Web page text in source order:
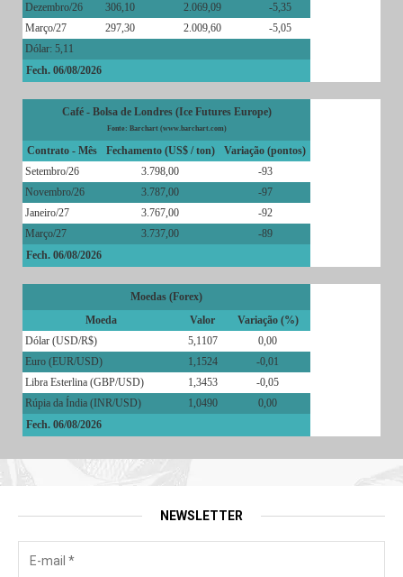
Dezembro/26
306,10 2.069,09
-5,35
Março/27
297,30 2.009,60
-5,05
Dólar: 5,11
Fech. 06/08/2026
Café - Bolsa de Londres (Ice Futures Europe)
Fonte: Barchart (www.barchart.com)
Contrato - Mês Fechamento (US$ / ton)
Variação (pontos)
Setembro/26
3.798,00
-93
Novembro/26
3.787,00
-97
Janeiro/27
3.767,00
-92
Março/27
3.737,00
-89
Fech. 06/08/2026
Moedas (Forex)
Moeda
Valor
Variação (%)
Dólar (USD/R$)
5,1107
0,00
Euro (EUR/USD)
1,1524
-0,01
Libra Esterlina (GBP/USD)
1,3453
-0,05
Rúpia da Índia (INR/USD)
1,0490
0,00
Fech. 06/08/2026
NEWSLETTER